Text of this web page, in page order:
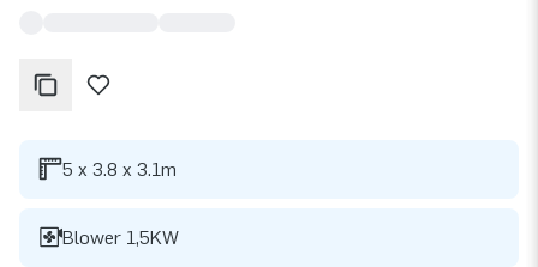
5 x 3.8 x 3.1m
Blower 1,5KW